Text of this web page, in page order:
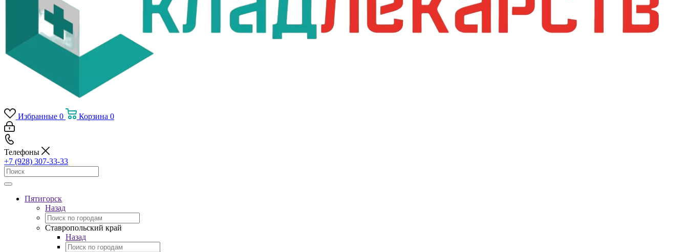
Избранные 0 Корзина 0
Телефоны
+7 (928) 307-33-33
Пятигорск
Назад
Ставропольский край
Назад